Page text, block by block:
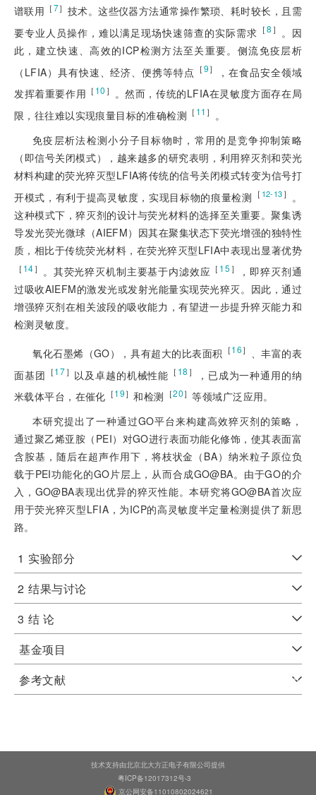
谱联用 ［7］ 技术。这些仪器方法通常操作繁琐、耗时较长，且需
要专业人员操作，难以满足现场快速筛查的实际需求 ［8 ］
。因
此，建立快速、高效的ICP检测方法至关重要。侧流免疫层析
（LFIA）具有快速、经济、便携等特点 ［9］
，在食品安全领域
发挥着重要作用 ［ 10 ］ 。然而，传统的LFIA在灵敏度方面存在局
限，往往难以实现痕量目标的准确检测 ［ 11 ］
。
免疫层析法检测小分子目标物时，常用的是竞争抑制策略
（即信号关闭模式），越来越多的研究表明，利用猝灭剂和荧光
材料构建的荧光猝灭型LFIA将传统的信号关闭模式转变为信号打
开模式，有利于提高灵敏度，实现目标物的痕量检测 ［ 12-13］
。
这种模式下，猝灭剂的设计与荧光材料的选择至关重要。聚集诱
导发光荧光微球（AIEFM）因其在聚集状态下荧光增强的独特性
质，相比于传统荧光材料，在荧光猝灭型LFIA中表现出显著优势
［ 14］ 。其荧光猝灭机制主要基于内滤效应 ［ 15 ］
，即猝灭剂通
过吸收AIEFM的激发光或发射光能量实现荧光猝灭。因此，通过
增强猝灭剂在相关波段的吸收能力，有望进一步提升猝灭能力和
检测灵敏度。
氧化石墨烯（GO），具有超大的比表面积 ［16］
、丰富的表
面基团 ［17］ 以及卓越的机械性能 ［ 18 ］
，已成为一种通用的纳
米载体平台，在催化 ［19］和检测 ［20］等领域广泛应用。
本研究提出了一种通过GO平台来构建高效猝灭剂的策略，
通过聚乙烯亚胺（PEI）对GO进行表面功能化修饰，使其表面富
含胺基，随后在超声作用下，将枝状金（BA）纳米粒子原位负
载于PEI功能化的GO片层上，从而合成GO@BA。由于GO的介
入，GO@BA表现出优异的猝灭性能。本研究将GO@BA首次应
用于荧光猝灭型LFIA，为ICP的高灵敏度半定量检测提供了新思
路。
1 实验部分
2 结果与讨论
3 结 论
基金项目
参考文献
技术支持由北京北大方正电子有限公司提供
粤ICP备12017312号-3
京公网安备11010802024621